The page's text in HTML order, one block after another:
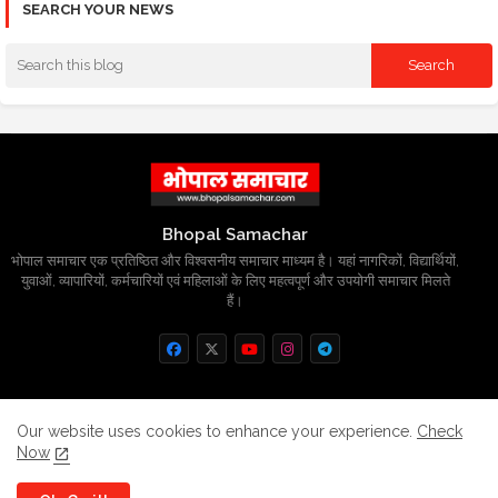
SEARCH YOUR NEWS
Bhopal Samachar
भोपाल समाचार एक प्रतिष्ठित और विश्वसनीय समाचार माध्यम है। यहां नागरिकों, विद्यार्थियों,
युवाओं, व्यापारियों, कर्मचारियों एवं महिलाओं के लिए महत्वपूर्ण और उपयोगी समाचार मिलते
हैं।
Home About Contact us
Privacy Policy
Our website uses cookies to enhance your experience. Check
Now